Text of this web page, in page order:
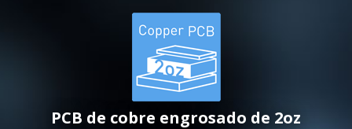
PCB de cobre engrosado de 2oz